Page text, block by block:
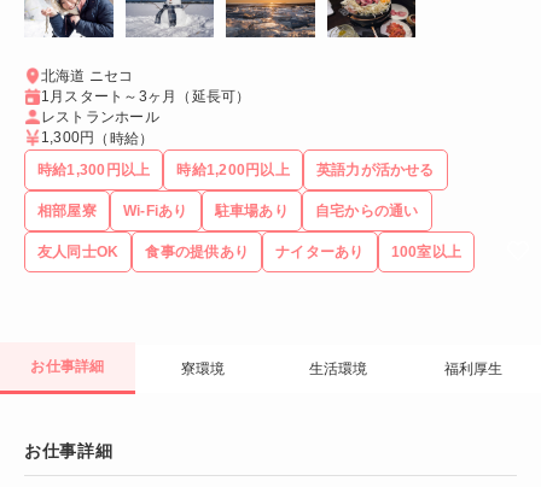
北海道 ニセコ
1月スタート～3ヶ月（延長可）
レストランホール
1,300円
（時給）
時給1,300円以上
時給1,200円以上 英語力が活かせる
相部屋寮 Wi-Fiあり 駐車場あり 自宅からの通い
友人同士OK 食事の提供あり ナイターあり 100室以上
お仕事詳細 寮環境 生活環境 福利厚生
お仕事詳細